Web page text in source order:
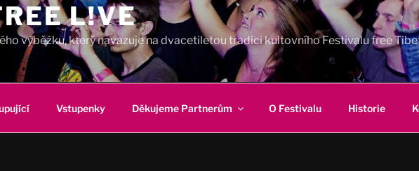
L!VE
výběžku, který navazuje na dvacetiletou tradici kultovního Festivalu free
Vstupenky Děkujeme Partnerům O Festivalu Historie